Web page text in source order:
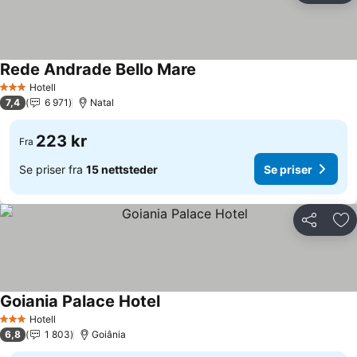
3 StjernerHotell
Rede Andrade Bello Mare
7,4 6 971 Natal
Fra 223 kr
Se priser fra 15 nettsteder Se priser
Del
3 StjernerHotell
Goiania Palace HotelSe priser
6,8 1 803 Goiânia